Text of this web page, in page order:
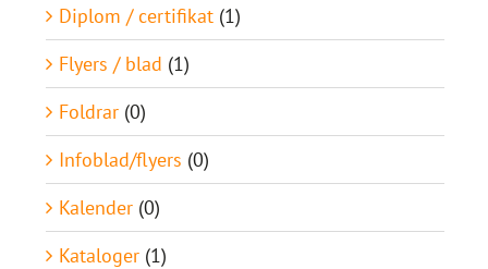
Diplom / certifikat (1)
Flyers / blad (1)
Foldrar (0)
Infoblad/flyers (0)
Kalender (0)
Kataloger (1)